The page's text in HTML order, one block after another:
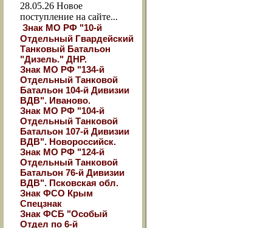
28.05.26 Новое
поступление на сайте...
Знак МО РФ "10-й
Отдельный Гвардейский
Танковый Батальон
"Дизель." ДНР.
Знак МО РФ "134-й
Отдельный Танковой
Батальон 104-й Дивизии
ВДВ". Иваново.
Знак МО РФ "104-й
Отдельный Танковой
Батальон 107-й Дивизии
ВДВ". Новороссийск.
Знак МО РФ "124-й
Отдельный Танковой
Батальон 76-й Дивизии
ВДВ". Псковская обл.
Знак ФСО Крым
Спецзнак
Знак ФСБ "Особый
Отдел по 6-й